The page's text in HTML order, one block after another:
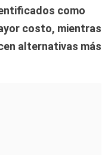
como
costo, mientras
alternativas más